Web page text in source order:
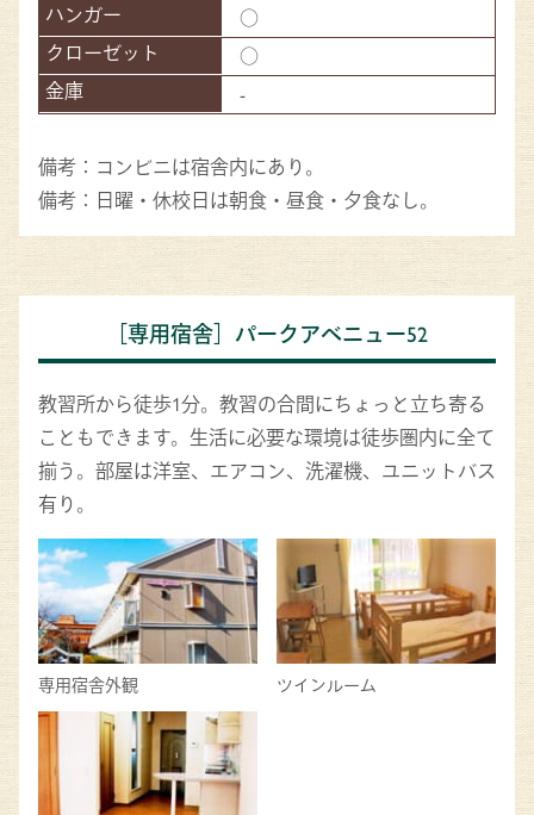
○
○
-
備考：コンビニは宿舎内にあり。
備考：日曜・休校日は朝食・昼食・夕食なし。
［専用宿舎］パークアベニュー52
教習所から徒歩1分。教習の合間にちょっと立ち寄る
こともできます。生活に必要な環境は徒歩圏内に全て
揃う。部屋は洋室、エアコン、洗濯機、ユニットバス
有り。
専用宿舎外観 ツインルーム